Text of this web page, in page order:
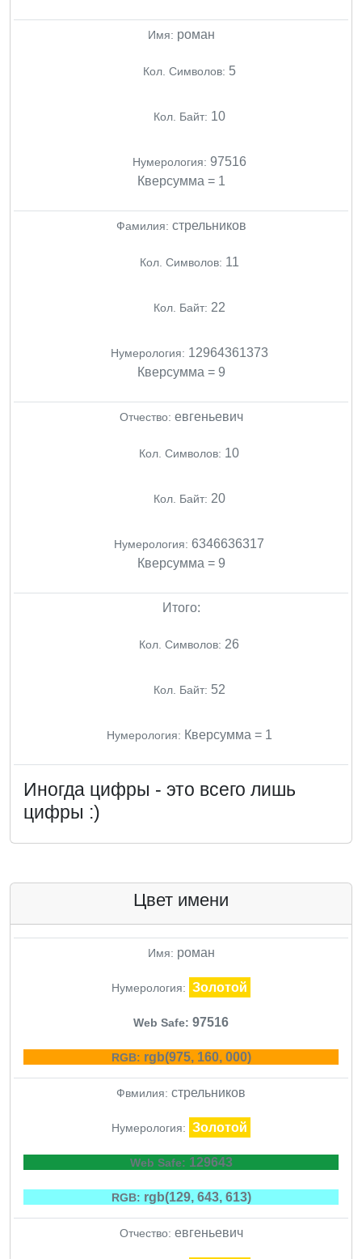
Имя: роман
Кол. Символов: 5
Кол. Байт: 10
Нумерология: 97516
Кверсумма = 1
Фамилия: стрельников
Кол. Символов: 11
Кол. Байт: 22
Нумерология: 12964361373
Кверсумма = 9
Отчество: евгеньевич
Кол. Символов: 10
Кол. Байт: 20
Нумерология: 6346636317
Кверсумма = 9
Итого:
Кол. Символов: 26
Кол. Байт: 52
Нумерология: Кверсумма = 1
Иногда цифры - это всего лишь
цифры :)
Цвет имени
Имя: роман
Нумерология: Золотой
Web Safe: 97516
RGB: rgb(975, 160, 000)
Фвмилия: стрельников
Нумерология: Золотой
Web Safe: 129643
RGB: rgb(129, 643, 613)
Отчество: евгеньевич